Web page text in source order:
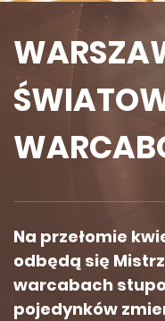
Na przełomie
odbędą się
warcabach
pojedynków